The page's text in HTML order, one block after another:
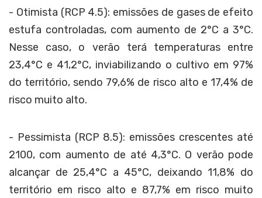
- Otimista (RCP 4.5): emissões de gases de efeito
estufa controladas, com aumento de 2°C a 3°C.
Nesse caso, o verão terá temperaturas entre
23,4°C e 41,2°C, inviabilizando o cultivo em 97%
do território, sendo 79,6% de risco alto e 17,4% de
risco muito alto.
- Pessimista (RCP 8.5): emissões crescentes até
2100, com aumento de até 4,3°C. O verão pode
alcançar de 25,4°C a 45°C, deixando 11,8% do
território em risco alto e 87,7% em risco muito